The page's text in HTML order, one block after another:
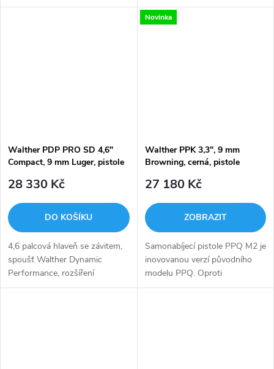
stavitelné hledí.
mají nový design. Tlačítko pro
vypouštění zásobníku je
Walther PDP PRO SD 4,6"
Compact, 9 mm Luger, pistole
28 330 Kč
DO KOŠÍKU
4,6 palcová hlaveň se závitem,
spoušť Walther Dynamic
Performance, rozšíření
zásobníkové šachty =
Novinka
Walther PPK 3,3", 9 mm
Browning, cerná, pistole
27 180 Kč
ZOBRAZIT
Samonabíjecí pistole PPQ M2 je
inovovanou verzí původního
modelu PPQ. Oproti
původnímu modelu má